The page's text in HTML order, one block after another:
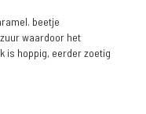
beetje
waardoor het
is hoppig, eerder zoetig